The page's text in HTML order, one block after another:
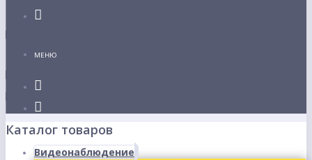
МЕНЮ
Каталог товаров
Видеонаблюдение